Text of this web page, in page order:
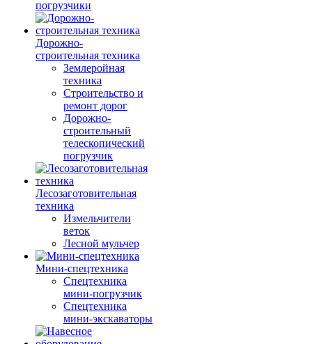
погрузчики
Дорожно-
строительная техника
Землеройная
техника
Строительство и
ремонт дорог
Дорожно-
строительный
телескопический
погрузчик
Лесозаготовительная
техника
Измельчители
веток
Лесной мульчер
Мини-спецтехника
Спецтехника
мини-погрузчик
Спецтехника
мини-экскаваторы